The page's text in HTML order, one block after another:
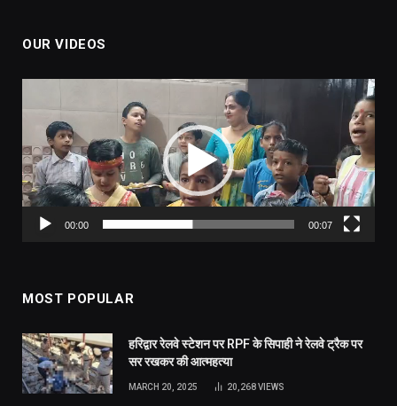
OUR VIDEOS
00:00 00:07
MOST POPULAR
हरिद्वार रेलवे स्टेशन पर RPF के सिपाही ने रेलवे ट्रैक पर
सर रखकर की आत्महत्या
MARCH 20, 2025 20,268VIEWS